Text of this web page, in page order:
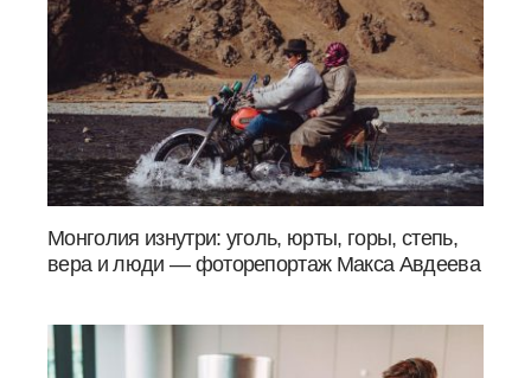
Монголия изнутри: уголь, юрты, горы, степь,
вера и люди — фоторепортаж Макса Авдеева